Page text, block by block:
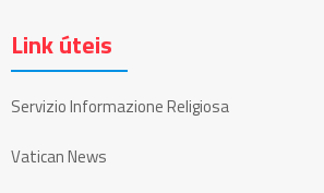
Link úteis
Servizio Informazione Religiosa
Vatican News